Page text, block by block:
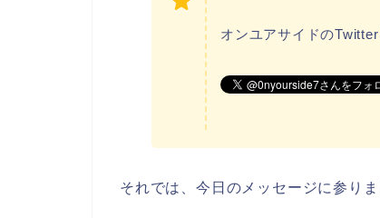
オンユアサイドの
それでは、今日のメッセージに参りま